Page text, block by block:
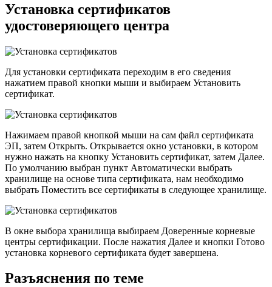
Установка сертификатов
удостоверяющего центра
Для установки сертификата переходим в его сведения
нажатием правой кнопки мыши и выбираем Установить
сертификат.
Нажимаем правой кнопкой мыши на сам файл сертификата
ЭП, затем Открыть. Открывается окно установки, в котором
нужно нажать на кнопку Установить сертификат, затем Далее.
По умолчанию выбран пункт Автоматически выбрать
хранилище на основе типа сертификата, нам необходимо
выбрать Поместить все сертификаты в следующее хранилище.
В окне выбора хранилища выбираем Доверенные корневые
центры сертификации. После нажатия Далее и кнопки Готово
установка корневого сертификата будет завершена.
Разъяснения по теме